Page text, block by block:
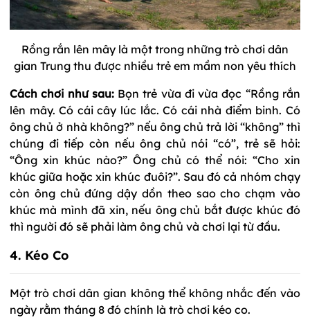
Rồng rắn lên mây là một trong những trò chơi dân
gian Trung thu được nhiều trẻ em mầm non yêu thích
Cách chơi như sau:Bọn trẻ vừa đi vừa đọc “Rồng rắn
lên mây. Có cái cây lúc lắc. Có cái nhà điểm binh. Có
ông chủ ở nhà không?” nếu ông chủ trả lời “không” thì
chúng đi tiếp còn nếu ông chủ nói “có”, trẻ sẽ hỏi:
“Ông xin khúc nào?” Ông chủ có thể nói: “Cho xin
khúc giữa hoặc xin khúc đuôi?”. Sau đó cả nhóm chạy
còn ông chủ đứng dậy dồn theo sao cho chạm vào
khúc mà mình đã xin, nếu ông chủ bắt được khúc đó
thì người đó sẽ phải làm ông chủ và chơi lại từ đầu.
4. Kéo Co
​Một trò chơi dân gian không thể không nhắc đến vào
ngày rằm tháng 8 đó chính là trò chơi kéo co.